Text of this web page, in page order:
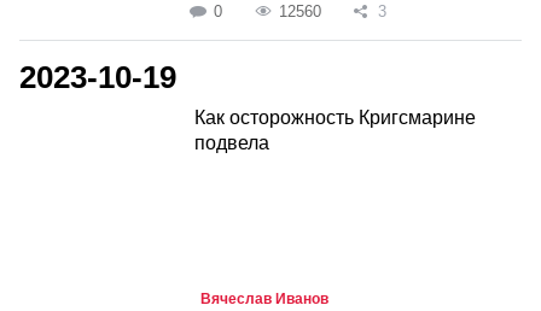
0 12560 3
2023-10-19
Как осторожность Кригсмарине
подвела
Вячеслав Иванов